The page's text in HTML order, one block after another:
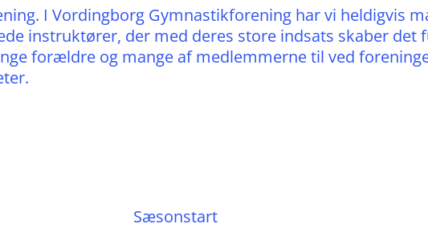
I Vordingborg Gymnastikforening har vi heldigvis
instruktører, der med deres store indsats skaber
forældre og mange af medlemmerne til ved
Sæsonstart